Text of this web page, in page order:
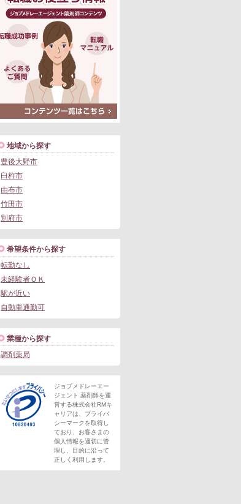
地域から探す
豊後大野市
臼杵市
由布市
竹田市
別府市
希望条件から探す
転勤なし
未経験者ＯＫ
駅が近い
自動車通勤可
業種から探す
調剤薬局
ジョブメドレーエー
ジェント 薬剤師を運
営する株式会社RMキ
ャリアは、プライバ
シーマークを取得し
ており、お客さまの
個人情報を適切に管
理し、目的に沿って
正しく利用します。